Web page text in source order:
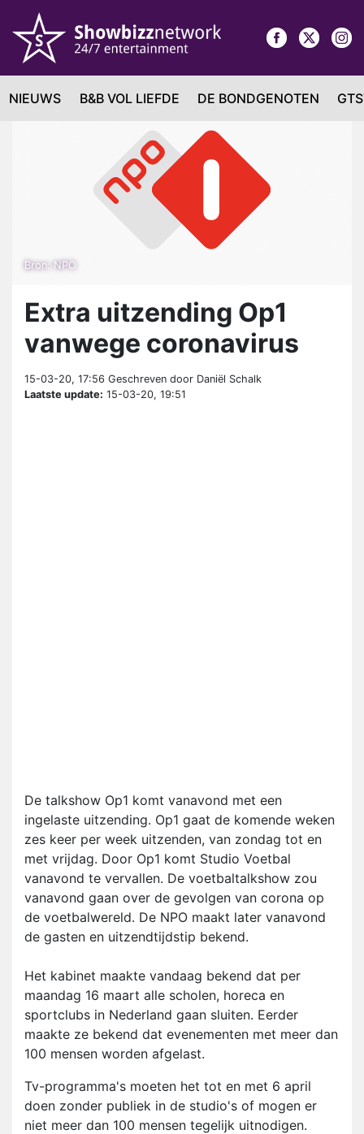
NIEUWS B&B VOL LIEFDE DE BONDGENOTEN
Bron: NPO
Extra uitzending Op1
vanwege coronavirus
15-03-20, 17:56 Geschreven door Daniël Schalk
Laatste update: 15-03-20, 19:51
De talkshow Op1 komt vanavond met een
ingelaste uitzending. Op1 gaat de komende weken
zes keer per week uitzenden, van zondag tot en
met vrijdag. Door Op1 komt Studio Voetbal
vanavond te vervallen. De voetbaltalkshow zou
vanavond gaan over de gevolgen van corona op
de voetbalwereld. De NPO maakt later vanavond
de gasten en uitzendtijdstip bekend.
Het kabinet maakte vandaag bekend dat per
maandag 16 maart alle scholen, horeca en
sportclubs in Nederland gaan sluiten. Eerder
maakte ze bekend dat evenementen met meer dan
100 mensen worden afgelast.
Tv-programma's moeten het tot en met 6 april
doen zonder publiek in de studio's of mogen er
niet meer dan 100 mensen tegelijk uitnodigen.